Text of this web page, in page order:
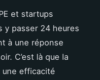
et startups
y passer 24 heures
à une réponse
C’est là que la
une efficacité